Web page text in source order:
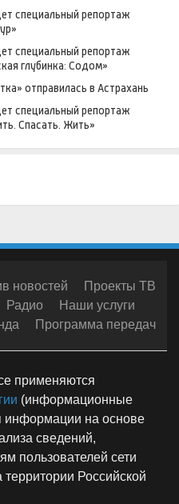
специальный репортаж
специальный репортаж
глубинка: Содом»
отправилась в Астрахань
специальный репортаж
Спасать. Жить»
новостей
Проекты ТВ
Радио
Наши услуги
Программа передач
применяются
(информационные
информации на основе
сведений,
пользователей сети
Российской